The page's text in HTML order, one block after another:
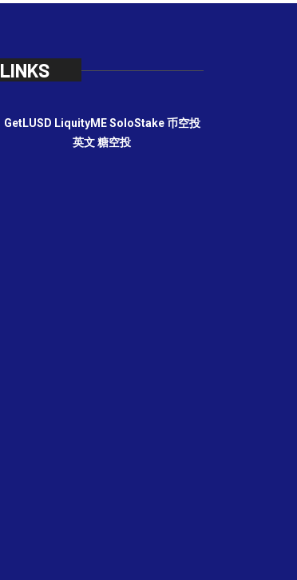
LINKS
GetLUSD LiquityME SoloStake 币空投
英文糖空投